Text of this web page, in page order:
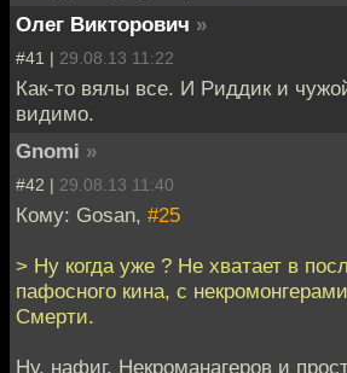
Олег Викторович »
#41 | 29.08.13 11:22
Как-то вялы все. И Риддик и
видимо.
Gnomi »
#42 | 29.08.13 11:40
Кому: Gosan, #25
> Ну когда уже ? Не хватает в
пафосного кина, с
Смерти.
Ну, нафиг. Некроманагеров и